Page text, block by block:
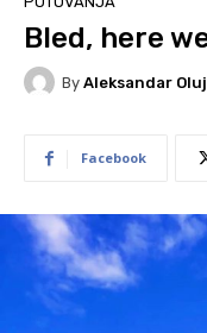
Bled, here
By Aleksandar
Facebook